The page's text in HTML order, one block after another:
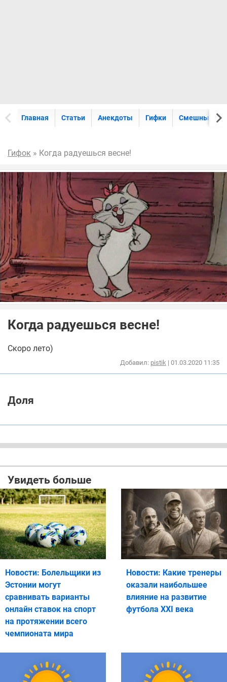
Главная Статьи Анекдоты Гифки Смешные
Гифок » Когда радуешься весне!
Когда радуешься весне!
Скоро лето)
Добавил: pistik | 01.03.2020 11:35
Доля
Увидеть больше
Новости: Болельщики из
Эстонии могут
сравнивать варианты
онлайн ставок на спорт
на протяжении всего
чемпионата мира
Новости: Какие тренеры
оказали наибольшее
влияние на развитие
футбола XXI века